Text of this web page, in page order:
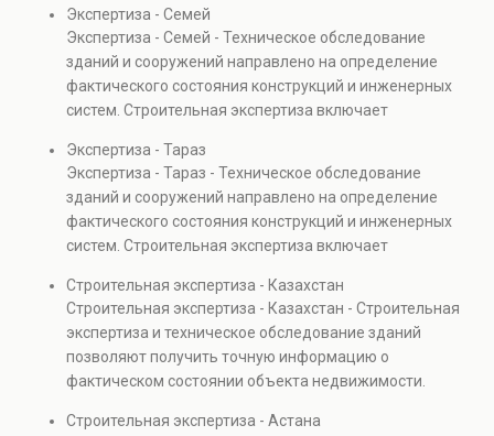
прочности элементов и оценку эксплуатационной
безопасности. Услуга востребована при покупке
недвижимости, капитальном ремонте и реконструкции
объектов, а также при судебных разбирательствах и
технических проверках.
Экспертиза - Семей
Экспертиза - Семей - Техническое обследование
зданий и сооружений направлено на определение
фактического состояния конструкций и инженерных
систем. Строительная экспертиза включает
элементов и оценку эксплуатационной безопасности.
Услуга востребована при покупке недвижимости,
капитальном ремонте и реконструкции объектов, а
также при судебных разбирательствах и технических
проверках.
Экспертиза - Тараз
Экспертиза - Тараз - Техническое обследование
зданий и сооружений направлено на определение
фактического состояния конструкций и инженерных
систем. Строительная экспертиза включает
элементов и оценку эксплуатационной безопасности.
Услуга востребована при покупке недвижимости,
капитальном ремонте и реконструкции объектов, а
также при судебных разбирательствах и технических
проверках.
Строительная экспертиза - Казахстан
Строительная экспертиза - Казахстан - Строительная
экспертиза и техническое обследование зданий
позволяют получить точную информацию о
фактическом состоянии объекта недвижимости.
инженерных систем с выявлением скрытых дефектов
Строительная экспертиза - Астана